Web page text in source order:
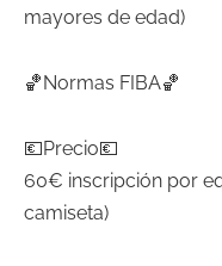
mayores de edad)
🏀Normas FIBA🏀
💶Precio💶
60€ inscripción por
camiseta)